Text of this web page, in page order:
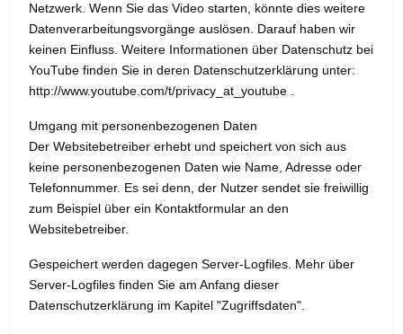
Netzwerk. Wenn Sie das Video starten, könnte dies weitere
Datenverarbeitungsvorgänge auslösen. Darauf haben wir
keinen Einfluss. Weitere Informationen über Datenschutz bei
YouTube finden Sie in deren Datenschutzerklärung unter:
http://www.youtube.com/t/privacy_at_youtube .
Umgang mit personenbezogenen Daten
Der Websitebetreiber erhebt und speichert von sich aus
keine personenbezogenen Daten wie Name, Adresse oder
Telefonnummer. Es sei denn, der Nutzer sendet sie freiwillig
zum Beispiel über ein Kontaktformular an den
Websitebetreiber.
Gespeichert werden dagegen Server-Logfiles. Mehr über
Server-Logfiles finden Sie am Anfang dieser
Datenschutzerklärung im Kapitel "Zugriffsdaten".